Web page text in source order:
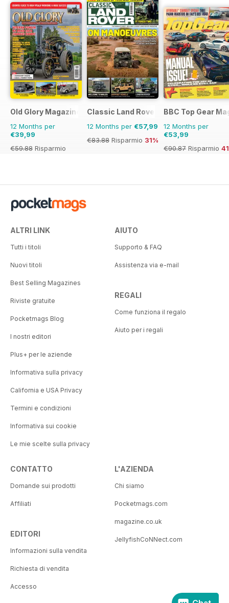
Old Glory Magazine
12 Months per
€39,99
€59.88 Risparmio
Classic Land Rover Magazine
12 Months per €57,99
€83.88 Risparmio 31%
BBC Top Gear
12 Months per
€53,99
€90.87 Risparmio
ALTRI LINK
Tutti i titoli
Nuovi titoli
Best Selling Magazines
Riviste gratuite
Pocketmags Blog
I nostri editori
Plus+ per le aziende
Informativa sulla privacy
California e USA Privacy
Termini e condizioni
Informativa sui cookie
Le mie scelte sulla privacy
AIUTO
Supporto & FAQ
Assistenza via e-mail
REGALI
Come funziona il regalo
Aiuto per i regali
CONTATTO
Domande sui prodotti
Affiliati
EDITORI
Informazioni sulla vendita
Richiesta di vendita
Accesso
L'AZIENDA
Chi siamo
Pocketmags.com
magazine.co.uk
JellyfishCoNNect.com